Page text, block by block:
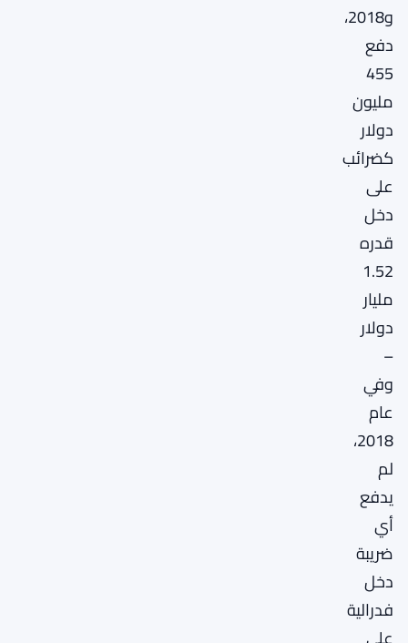
و2018،
دفع
455
مليون
دولار
كضرائب
على
دخل
قدره
1.52
مليار
دولار
–
وفي
عام
2018،
لم
يدفع
أي
ضريبة
دخل
فدرالية